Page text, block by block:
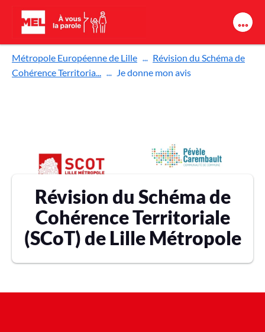
Aller au contenu principal
Métropole Européenne de Lille
Révision du Schéma de
Cohérence Territoria...
Je donne mon avis
Révision du Schéma de
Cohérence Territoriale
(SCoT) de Lille Métropole